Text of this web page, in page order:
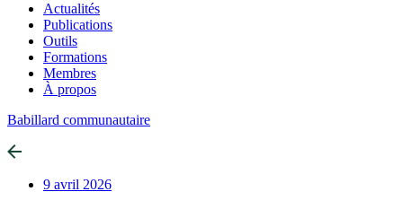
Actualités
Publications
Outils
Formations
Membres
À propos
Babillard communautaire
9 avril 2026